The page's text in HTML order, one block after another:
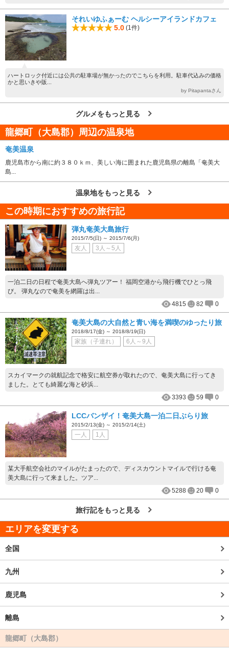
それいゆふぁーむ ヘルシーアイランドカフェ
5.0 (1件)
ハートロック付近には公共の駐車場が無かったのでこちらを利用。駐車代込みの価格
かと思いきや販...
by Pitapantaさん
グルメをもっと見る
龍郷町（大島郡）周辺の温泉地
奄美温泉
鹿児島市から南に約３８０ｋｍ、美しい海に囲まれた鹿児島県の離島「奄美大
島...
温泉地をもっと見る
この時期におすすめの旅行記
弾丸奄美大島旅行
2015/7/5(日) ～ 2015/7/6(月)
友人 3人～5人
一泊二日の日程で奄美大島へ弾丸ツアー！ 福岡空港から飛行機でひとっ飛
び。 弾丸なので奄美を網羅は出...
4815
82 0
奄美大島の大自然と青い海を満喫のゆったり旅
2018/8/17(金) ～ 2018/8/19(日)
家族（子連れ） 6人～9人
スカイマークの就航記念で格安に航空券が取れたので、奄美大島に行ってき
ました。とても綺麗な海と砂浜...
3393
59 0
LCCバンザイ！奄美大島一泊二日ぶらり旅
2015/2/13(金) ～ 2015/2/14(土)
一人 1人
某大手航空会社のマイルがたまったので、ディスカウントマイルで行ける奄
美大島に行って来ました。ツア...
5288
20 0
旅行記をもっと見る
エリアを変更する
全国
九州
鹿児島
離島
龍郷町（大島郡）